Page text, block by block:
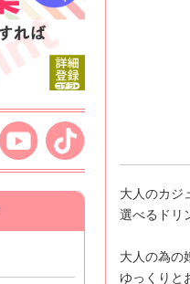
大人のカジ
選べるドリ
大人の為の
ゆっくりと